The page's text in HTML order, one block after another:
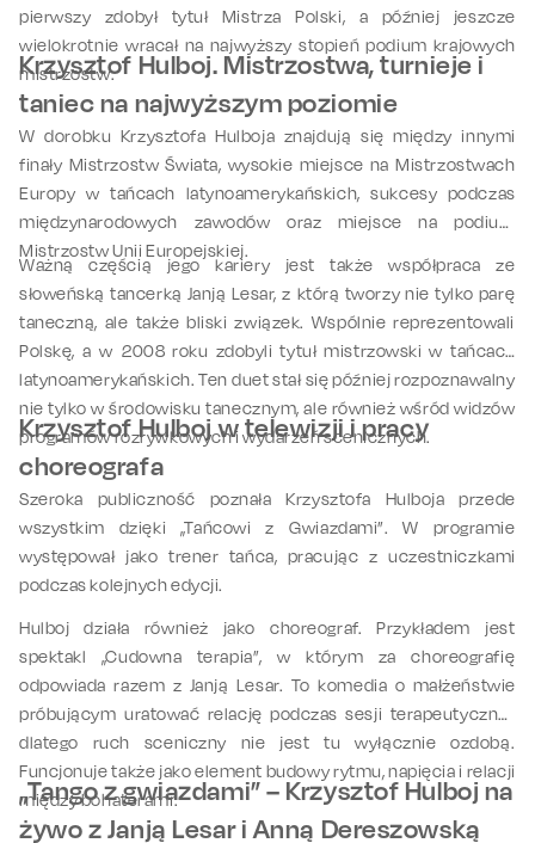
pierwszy zdobył tytuł Mistrza Polski, a później jeszcze
wielokrotnie wracał na najwyższy stopień podium krajowych
mistrzostw.
Krzysztof Hulboj. Mistrzostwa, turnieje i
taniec na najwyższym poziomie
W dorobku Krzysztofa Hulboja znajdują się między innymi
finały Mistrzostw Świata, wysokie miejsce na Mistrzostwach
Europy w tańcach latynoamerykańskich, sukcesy podczas
międzynarodowych zawodów oraz miejsce na podium
Mistrzostw Unii Europejskiej.
Ważną częścią jego kariery jest także współpraca ze
słoweńską tancerką Janją Lesar, z którą tworzy nie tylko parę
taneczną, ale także bliski związek. Wspólnie reprezentowali
Polskę, a w 2008 roku zdobyli tytuł mistrzowski w tańcach
latynoamerykańskich. Ten duet stał się później rozpoznawalny
nie tylko w środowisku tanecznym, ale również wśród widzów
programów rozrywkowych i wydarzeń scenicznych.
Krzysztof Hulboj w telewizji i pracy
choreografa
Szeroka publiczność poznała Krzysztofa Hulboja przede
wszystkim dzięki „Tańcowi z Gwiazdami”. W programie
występował jako trener tańca, pracując z uczestniczkami
podczas kolejnych edycji.
Hulboj działa również jako choreograf. Przykładem jest
spektakl „Cudowna terapia”, w którym za choreografię
odpowiada razem z Janją Lesar. To komedia o małżeństwie
próbującym uratować relację podczas sesji terapeutycznej,
dlatego ruch sceniczny nie jest tu wyłącznie ozdobą.
Funcjonuje także jako element budowy rytmu, napięcia i relacji
między bohaterami.
„Tango z gwiazdami” – Krzysztof Hulboj na
żywo z Janją Lesar i Anną Dereszowską